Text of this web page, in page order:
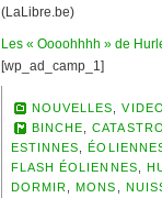
(LaLibre.be)
Les « Oooohhhh » de
[wp_ad_camp_1]
NOUVELLES ,VIDEO
BINCHE ,
ESTINNES ,
FLASH ÉOLIENNES
DORMIR ,MONS